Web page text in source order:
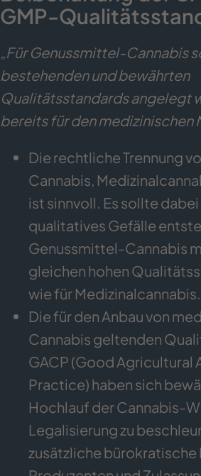
GMP-
„Für Genussmittel-Cannabis
bestehenden und bewährten
Qualitätsstandards angelegt
bereits für den medizinischen
Die rechtliche Trennung
Cannabis,
ist sinnvoll. Es sollte
qualitatives Gefälle
Genussmittel-Cannabis
gleichen hohen
wie für Medizinalcannabis.
Die für den Anbau von
Cannabis geltenden
GACP (Good Agricultural
Practice) haben sich
Hochlauf der Cannabis-
Legalisierung zu
zusätzliche bürokratische